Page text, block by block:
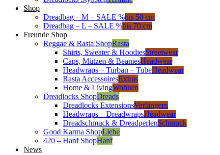
Shop
Dreadbag – M – SALE %bis 50 cm
Dreadbag – L – SALE %bis 70 cm
Freunde Shop
Reggae & Rasta ShopRasta
Shirts, Sweater & HoodiesStreetwear
Caps, Mützen & BeaniesHeadwear
Headwraps – Turban – TubeHeadwear
Rasta AccessoiresExtras
Home & LivingWohnen
Dreadlocks ShopDreads
Dreadlocks ExtensionsVerlängern
Headwraps – DreadwrapsHeadwear
Dreadschmuck & DreadperlenSchmuck
Good Karma ShopLiebe
420 – Hanf ShopHanf
News